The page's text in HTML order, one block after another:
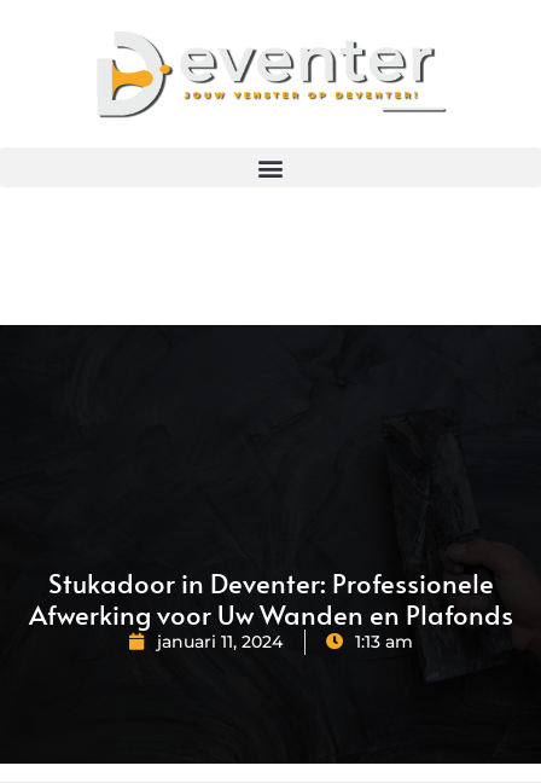
Stukadoor in Deventer: Professionele
Afwerking voor Uw Wanden en Plafonds
januari 11, 2024 1:13 am